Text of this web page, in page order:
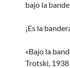
bajo la
¡Es la
«Bajo la
Trotski, 1938